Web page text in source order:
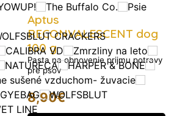
The Buffalo Co.
Psie
CRACKERS
CALIBRA VD
Zmrzliny na leto
NATURECA
HARPER & BONE
sušené vzduchom- žuvacie
WOLFSBLUT
LINE
Aptus
RECONVALESCENT dog
100 g
Pasta na obnovenie prijmu potravy
pre psov
8,90€